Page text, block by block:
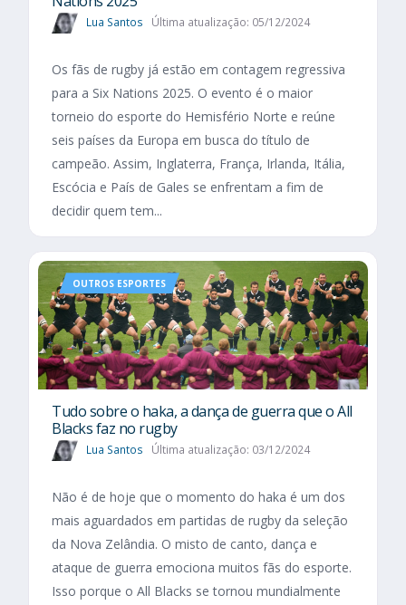
Lua Santos Última atualização: 05/12/2024
Os fãs de rugby já estão em contagem regressiva
para a Six Nations 2025. O evento é o maior
torneio do esporte do Hemisfério Norte e reúne
seis países da Europa em busca do título de
campeão. Assim, Inglaterra, França, Irlanda, Itália,
Escócia e País de Gales se enfrentam a fim de
decidir quem tem...
OUTROS ESPORTES
Tudo sobre o haka, a dança de guerra que o All
Blacks faz no rugby
Lua Santos Última atualização: 03/12/2024
Não é de hoje que o momento do haka é um dos
mais aguardados em partidas de rugby da seleção
da Nova Zelândia. O misto de canto, dança e
ataque de guerra emociona muitos fãs do esporte.
Isso porque o All Blacks se tornou mundialmente